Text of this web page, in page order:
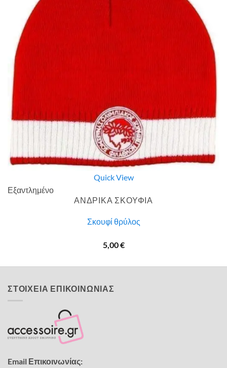
Quick View
Εξαντλημένο
ΑΝΔΡΙΚΑ ΣΚΟΥΦΙΑ
Σκουφί θρύλος
5,00€
ΣΤΟΙΧΕΙΑ ΕΠΙΚΟΙΝΩΝΙΑΣ
Email Επικοινωνίας: